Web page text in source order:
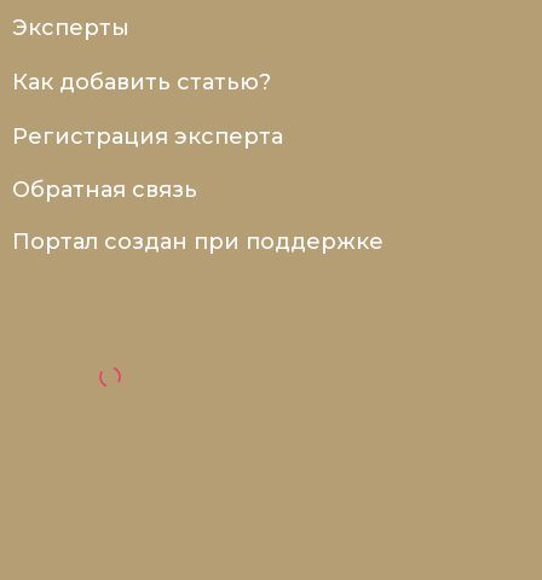
Эксперты
Как добавить статью?
Регистрация эксперта
Обратная связь
Портал создан при поддержке